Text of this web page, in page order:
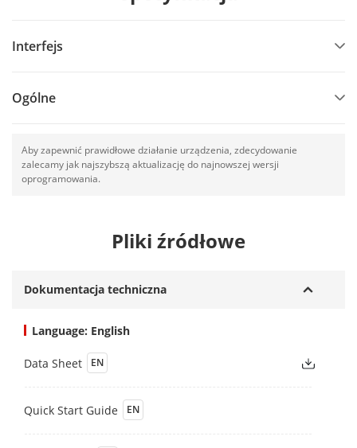
Interfejs
Ogólne
Aby zapewnić prawidłowe działanie urządzenia, zdecydowanie
zalecamy jak najszybszą aktualizację do najnowszej wersji
oprogramowania.
Pliki źródłowe
Dokumentacja techniczna
Language: English
Data Sheet EN
Quick Start Guide EN